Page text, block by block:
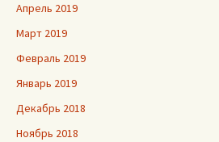
Апрель 2019
Март 2019
Февраль 2019
Январь 2019
Декабрь 2018
Ноябрь 2018